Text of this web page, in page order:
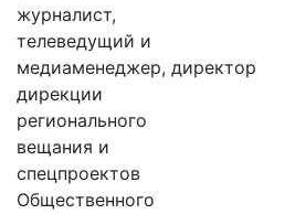
журналист,
телеведущий и
медиаменеджер, директор
дирекции
регионального
вещания и
спецпроектов
Общественного